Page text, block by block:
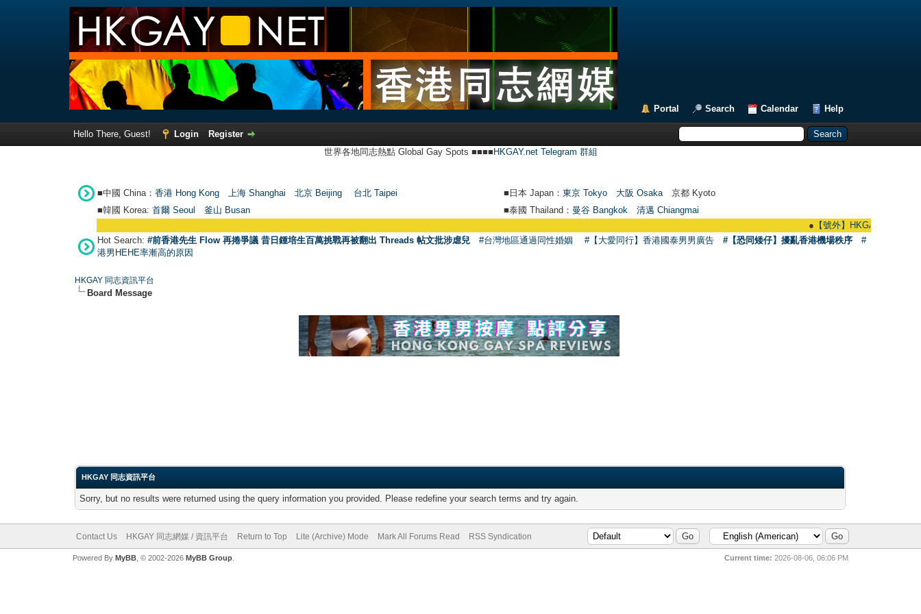
Portal Search Calendar Help
Hello There, Guest! Login
Register
世界各地同志熱點 Global Gay Spots ■■■■ HKGAY.net Telegram 群組
■中國 China： 香港 Hong Kong 上海 Shanghai 北京 Beijing 台北 Taipei ■日本 Japan： 東京 Tokyo 大阪 Osaka京都 Kyoto
■韓國 Korea: 首爾 Seou 釜山 Busan ■泰國 Thailand： 曼谷 Bangkok
清邁 Chiangmai
【號外】HKGAY.net已啟動
Hot Search: #前香港先生 Flow 再捲爭議 昔日鍾培生百萬挑戰再被翻出 Threads 帖文批涉虐兒 #台灣地區通過同性婚姻 #【大愛同行】香港國泰男男廣告 #【恐同矮仔】擾亂香港機場秩序
#
港男HEHE率漸高的原因
HKGAY 同志資訊平台
Board Message
HKGAY 同志資訊平台
Sorry, but no results were returned using the query information you provided. Please redefine your search terms and try again.
Contact Us HKGAY 同志網媒 / 資訊平台 Return to Top Lite (Archive) Mode Mark All Forums Read RSS Syndication
Current time: 2026-08-06, 06:06 PM
Powered By MyBB, © 2002-2026 MyBB Group.